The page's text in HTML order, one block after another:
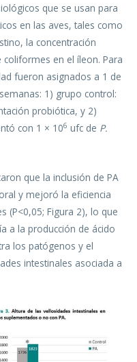
que se usan para
en las aves, tales como
la concentración
en el íleon. Para
fueron asignados a 1 de
1) grupo control:
probiótica, y 2)
con 1 × 106 ufc de P.
que la inclusión de PA
y mejoró la eficiencia
(P<0,05; Figura 2), lo que
a la producción de ácido
los patógenos y el
intestinales asociada a